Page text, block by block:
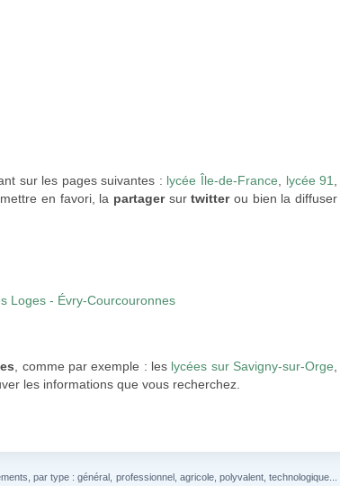
sur les pages suivantes : lycée Île-de-France lycée 91
en favori, la partagersurtwitterou bien la diffuser
Loges - Évry-Courcouronnes
, comme par exemple : les lycées sur Savigny-sur-Orge
les informations que vous recherchez.
par type : général, professionnel, agricole, polyvalent, technologique...